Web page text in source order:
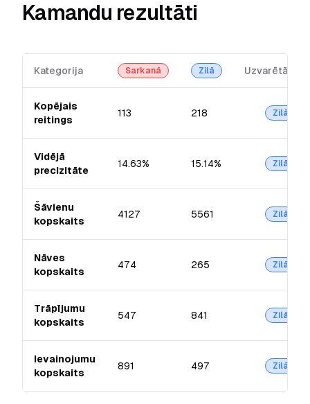
Kamandu rezultāti
Kategorija Sarkanā Zilā Uzvarētājs
Kopējais
reitings
113 218 Zilā
Vidējā
precizitāte
14.63% 15.14% Zilā
Šāvienu
kopskaits
4127 5561 Zilā
Nāves
kopskaits
474 265 Zilā
Trāpījumu
kopskaits
547 841 Zilā
Ievainojumu
kopskaits
891 497 Zilā